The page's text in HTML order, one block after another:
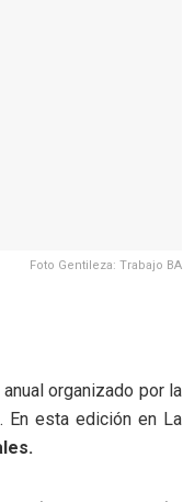
Foto Gentileza: Trabajo BA
organizado por la
En esta edición en La